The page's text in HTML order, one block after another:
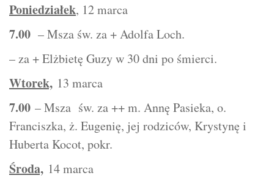
Poniedziałek, 12 marca
7.00 – Msza św. za + Adolfa Loch.
– za + Elżbietę Guzy w 30 dni po śmierci.
Wtorek, 13 marca
7.00 – Msza św. za ++ m. Annę Pasieka, o.
Franciszka, ż. Eugenię, jej rodziców, Krystynę i
Huberta Kocot, pokr.
Środa, 14 marca